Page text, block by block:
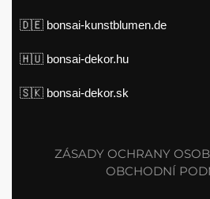
🇩🇪 bonsai-kunstblumen.de
🇭🇺 bonsai-dekor.hu
🇸🇰 bonsai-dekor.sk
ZÁSADY OCHRANY
OBCHODNÍ